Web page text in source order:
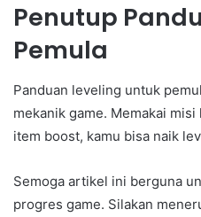
Penutup
Pemula
Panduan leveling untuk
mekanik game. Memakai
item boost, kamu bisa naik
Semoga artikel ini berguna
progres game. Silakan